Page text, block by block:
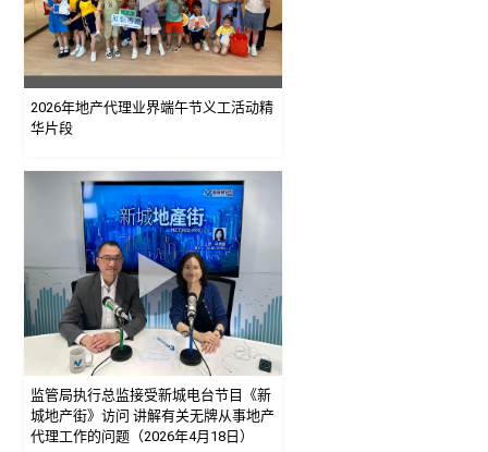
2026年地产代理业界端午节义工活动精
华片段
监管局执行总监接受新城电台节目《新
城地产街》访问 讲解有关无牌从事地产
代理工作的问题（2026年4月18日）